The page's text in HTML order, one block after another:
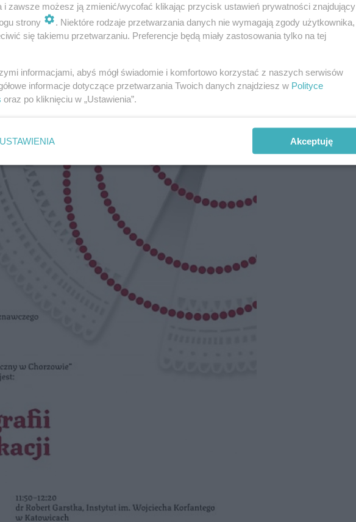
Korfantego w Katowicach„Mobilne
terenowej pracowni digitalizacyjnej”
Wikimedia Polska
otwartych zasobów edukacyjnych”
muzycznej w Muzeum „Górnośląski Park
Liczba miejsc jest ograniczona do 50 osób.
i zawsze możesz ją zmienić/wycofać klikając przycisk ustawień prywatności znajdujący
strony
. Niektóre rodzaje przetwarzania danych nie wymagają zgody użytkownika,
się takiemu przetwarzaniu. Preferencje będą miały zastosowania tylko na tej
informacjami, abyś mógł świadomie i komfortowo korzystać z naszych serwisów
informacje dotyczące przetwarzania Twoich danych znajdziesz w Polityce
oraz po kliknięciu w „Ustawienia”.
USTAWIENIA Akceptuję